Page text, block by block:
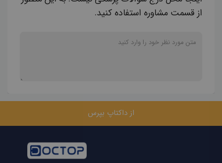
از قسمت مشاوره استفاده کنید.
از داکتاپ بپرس